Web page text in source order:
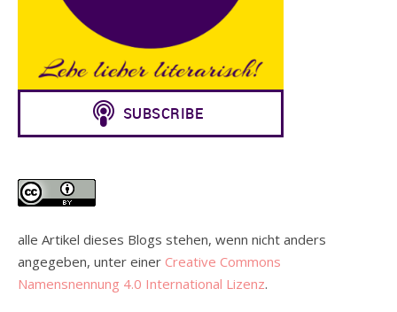
alle Artikel dieses Blogs stehen, wenn nicht anders
angegeben, unter einer Creative Commons
Namensnennung 4.0 International Lizenz.